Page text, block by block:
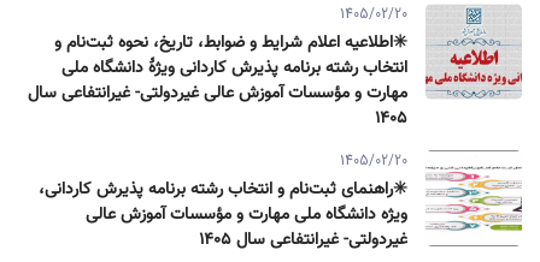
1405/02/20
✳️اطلاعیه اعلام شرایط و ضوابط، تاریخ، نحوه ثبت‌نام و
انتخاب رشته برنامه پذیرش كاردانی ویژۀ دانشگاه ملی
مهارت و مؤسسات آموزش عالی غیردولتی- غیرانتفاعی سال
۱۴۰۵
1405/02/20
✳️راهنمای ثبت‌نام و انتخاب رشته برنامه پذیرش كاردانی،
ویژه دانشگاه ملی مهارت و مؤسسات آموزش عالی
غیردولتی- غیرانتفاعی سال ۱۴۰۵